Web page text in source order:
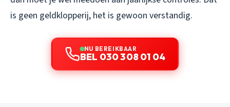
is geen geldklopperij, het is gewoon verstandig.
NU BEREIKBAAR
BEL 030 308 01 04